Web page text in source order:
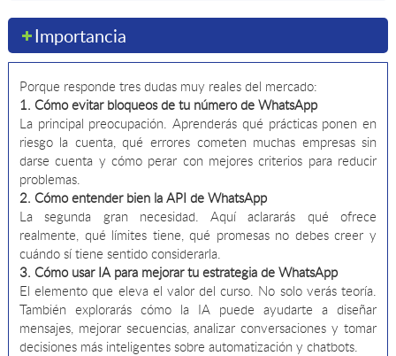
Importancia
Porque responde tres dudas muy reales del mercado:
1. Cómo evitar bloqueos de tu número de WhatsApp
La principal preocupación. Aprenderás qué prácticas ponen en
riesgo la cuenta, qué errores cometen muchas empresas sin
darse cuenta y cómo perar con mejores criterios para reducir
problemas.
2. Cómo entender bien la API de WhatsApp
La segunda gran necesidad. Aquí aclararás qué ofrece
realmente, qué límites tiene, qué promesas no debes creer y
cuándo sí tiene sentido considerarla.
3. Cómo usar IA para mejorar tu estrategia de WhatsApp
El elemento que eleva el valor del curso. No solo verás teoría.
También explorarás cómo la IA puede ayudarte a diseñar
mensajes, mejorar secuencias, analizar conversaciones y tomar
decisiones más inteligentes sobre automatización y chatbots.